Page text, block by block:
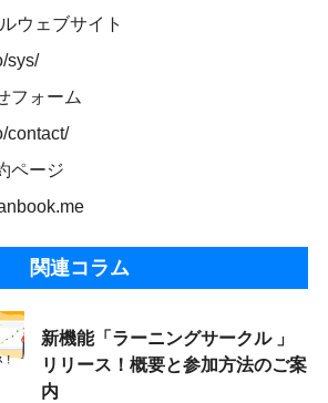
ウェブサイト
sys/
フォーム
contact/
ページ
関連コラム
新機能「ラーニングサークル 」
リリース！概要と参加方法のご案
内